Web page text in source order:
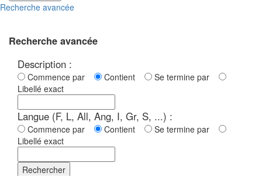
Recherche avancée
Recherche avancée
Description :
Commence par Contient
Se termine par
Libellé exact
Langue (F, L, All, Ang, I, Gr, S, ...) :
Commence par Contient
Se termine par
Libellé exact
Rechercher